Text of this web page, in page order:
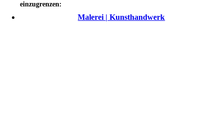
einzugrenzen:
Malerei | Kunsthandwerk